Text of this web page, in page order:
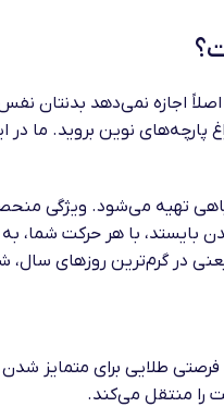
اجازه نمی‌دهد
نوین بروید. ما در
با هر حرکت شما،
در گرم‌ترین روزهای
فرصتی طلایی برای متمایز
را منتقل می‌کند.